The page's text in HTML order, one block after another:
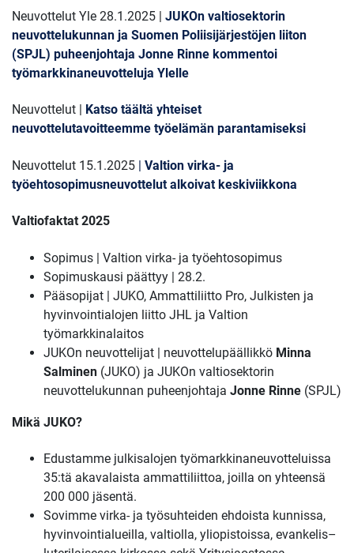
Neuvottelut Yle 28.1.2025 | JUKOn valtiosektorin
neuvottelukunnan ja Suomen Poliisijärjestöjen liiton
(SPJL) puheenjohtaja Jonne Rinne kommentoi
työmarkkinaneuvotteluja Ylelle
Neuvottelut |
Katso täältä yhteiset
neuvottelutavoitteemme työelämän parantamiseksi
Neuvottelut 15.1.2025 | Valtion virka- ja
työehtosopimusneuvottelut alkoivat keskiviikkona
Valtiofaktat 2025
Sopimus | Valtion virka- ja työehtosopimus
Sopimuskausi päättyy | 28.2.
Pääsopijat | JUKO, Ammattiliitto Pro, Julkisten ja
hyvinvointialojen liitto JHL ja Valtion
työmarkkinalaitos
JUKOn neuvottelijat | neuvottelupäällikkö Minna
Salminen (JUKO) ja JUKOn valtiosektorin
neuvottelukunnan puheenjohtaja Jonne Rinne (SPJL)
Mikä JUKO?
Edustamme julkisalojen työmarkkinaneuvotteluissa
35:tä akavalaista ammattiliittoa, joilla on yhteensä
200 000 jäsentä.
Sovimme virka- ja työsuhteiden ehdoista kunnissa,
hyvinvointialueilla, valtiolla, yliopistoissa, evankelis–